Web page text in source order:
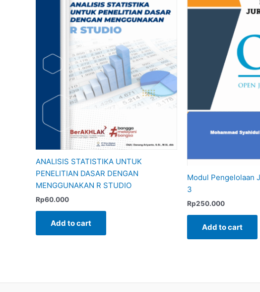
ANALISIS STATISTIKA UNTUK
PENELITIAN DASAR DENGAN
MENGGUNAKAN R STUDIO
Rp60.000
Add to cart
Modul Pengelolaan
3
Rp250.000
Add to cart